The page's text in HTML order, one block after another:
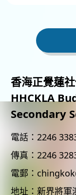
香海正覺蓮
HHCKLA
Secondary
電話： 2246
傳真： 2246
電郵：
地址： 新界將軍